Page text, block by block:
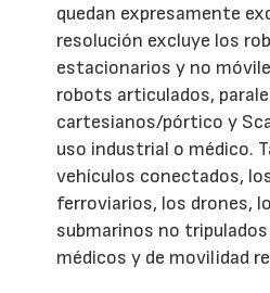
quedan expresamente
resolución excluye los
estacionarios y no
robots articulados,
cartesianos/pórtico y
uso industrial o médico.
vehículos conectados,
ferroviarios, los drones,
submarinos no
médicos y de movilidad